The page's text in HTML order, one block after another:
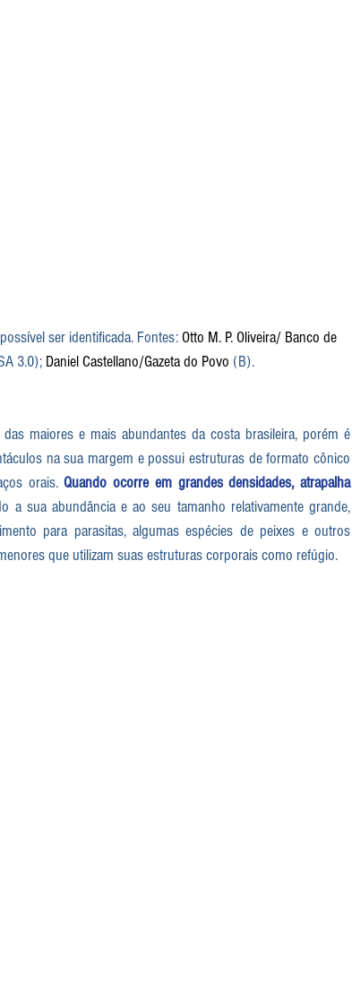
ser identificada. Fontes: Otto M. P. Oliveira/ Banco de
3.0); Daniel Castellano/Gazeta do Povo (B).
na sua margem e possui estruturas de formato cônico
orais. Quando ocorre em grandes densidades, atrapalha
para parasitas, algumas espécies de peixes e outros
que utilizam suas estruturas corporais como refúgio.